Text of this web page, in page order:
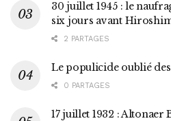
30 juillet 1945 : le
six jours avant
2 PARTAGES
Le populicide oublié des
0 PARTAGES
17 juillet 1932 : Altonaer